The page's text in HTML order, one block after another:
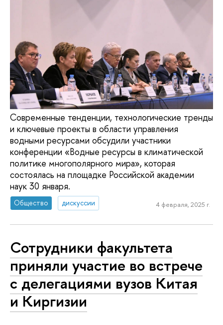
Современные тенденции, технологические тренды
и ключевые проекты в области управления
водными ресурсами обсудили участники
конференции «Водные ресурсы в климатической
политике многополярного мира», которая
состоялась на площадке Российской академии
наук 30 января.
Общество дискуссии 4 февраля, 2025 г.
Сотрудники факультета
приняли участие во встрече
с делегациями вузов Китая
и Киргизии